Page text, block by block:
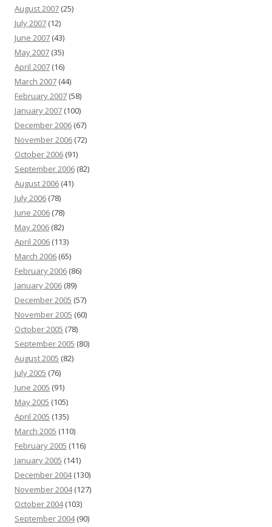
August 2007 (25)
July 2007 (12)
June 2007 (43)
May 2007 (35)
April 2007 (16)
March 2007 (44)
February 2007 (58)
January 2007 (100)
December 2006 (67)
November 2006 (72)
October 2006 (91)
September 2006 (82)
August 2006 (41)
July 2006 (78)
June 2006 (78)
May 2006 (82)
April 2006 (113)
March 2006 (65)
February 2006 (86)
January 2006 (89)
December 2005 (57)
November 2005 (60)
October 2005 (78)
September 2005 (80)
August 2005 (82)
July 2005 (76)
June 2005 (91)
May 2005 (105)
April 2005 (135)
March 2005 (110)
February 2005 (116)
January 2005 (141)
December 2004(130)
November 2004(127)
October 2004(103)
September 2004(90)